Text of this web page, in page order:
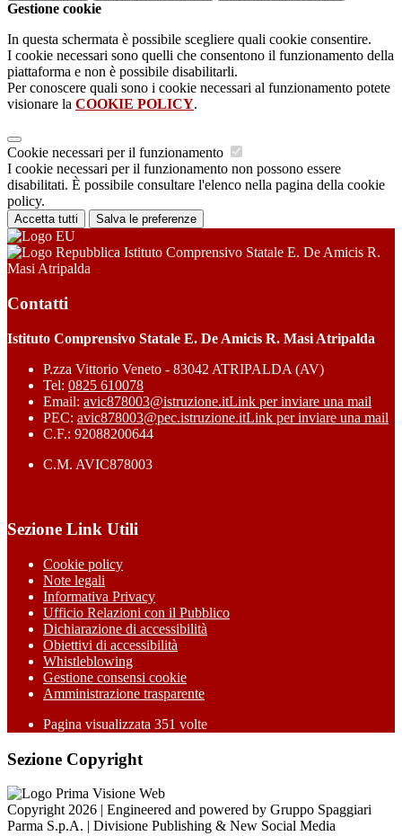
Gestione cookie
In questa schermata è possibile scegliere quali cookie consentire.
I cookie necessari sono quelli che consentono il funzionamento della
piattaforma e non è possibile disabilitarli.
Per conoscere quali sono i cookie necessari al funzionamento potete
visionare la COOKIE POLICY.
Cookie necessari per il funzionamento
I cookie necessari per il funzionamento non possono essere
disabilitati. È possibile consultare l'elenco nella pagina della cookie
policy.
Accetta tutti Salva le preferenze
Istituto Comprensivo Statale E. De Amicis R.
Masi Atripalda
Contatti
Istituto Comprensivo Statale E. De Amicis R. Masi Atripalda
P.zza Vittorio Veneto - 83042 ATRIPALDA (AV)
Tel: 0825 610078
Email: avic878003@istruzione.itLink per inviare una mail
PEC: avic878003@pec.istruzione.itLink per inviare una mail
C.F.: 92088200644
C.M. AVIC878003
Sezione Link Utili
Cookie policy
Note legali
Informativa Privacy
Ufficio Relazioni con il Pubblico
Dichiarazione di accessibilità
Obiettivi di accessibilità
Whistleblowing
Gestione consensi cookie
Amministrazione trasparente
Pagina visualizzata 351 volte
Sezione Copyright
Copyright 2026 | Engineered and powered by Gruppo Spaggiari
Parma S.p.A. | Divisione Publishing & New Social Media